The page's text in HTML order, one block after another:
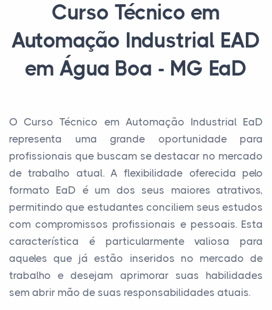
Curso Técnico em
Automação Industrial EAD
em Água Boa - MG EaD
O Curso Técnico em Automação Industrial EaD
representa uma grande oportunidade para
profissionais que buscam se destacar no mercado
de trabalho atual. A flexibilidade oferecida pelo
formato EaD é um dos seus maiores atrativos,
permitindo que estudantes conciliem seus estudos
com compromissos profissionais e pessoais. Esta
característica é particularmente valiosa para
aqueles que já estão inseridos no mercado de
trabalho e desejam aprimorar suas habilidades
sem abrir mão de suas responsabilidades atuais.